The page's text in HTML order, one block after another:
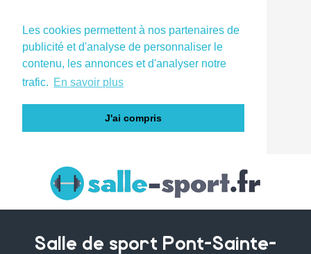
Les cookies permettent à nos partenaires de
publicité et d'analyse de personnaliser le
contenu, les annonces et d'analyser notre
trafic. En savoir plus
J'ai compris
Salle de sport Pont-Sainte-